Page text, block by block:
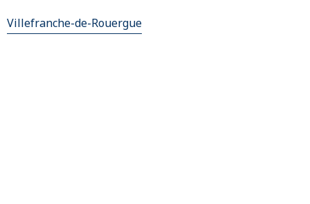
Villefranche-de-Rouergue